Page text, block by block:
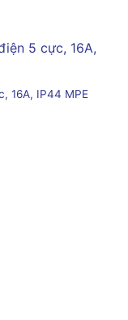
16A, IP44 MPE